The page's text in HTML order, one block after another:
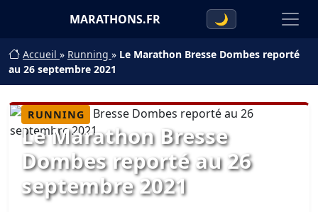
MARATHONS.FR 🌙
Accueil » Running » Le Marathon Bresse Dombes reporté
au 26 septembre 2021
RUNNING
Le Marathon Bresse
Dombes reporté au 26
septembre 2021